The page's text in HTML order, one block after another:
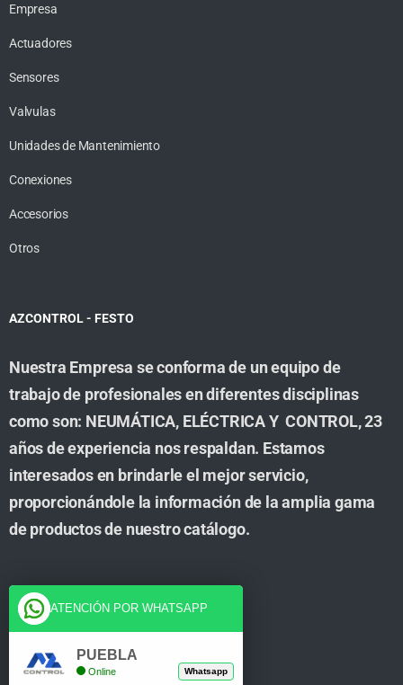
Empresa
Actuadores
Sensores
Valvulas
Unidades de Mantenimiento
Conexiones
Accesorios
Otros
AZCONTROL - FESTO
Nuestra Empresa se conforma de un equipo de
trabajo de profesionales en diferentes disciplinas
como son: NEUMÁTICA, ELÉCTRICA Y CONTROL, 23
años de experiencia nos respaldan. Estamos
interesados en brindarle el mejor servicio,
proporcionándole la información de la amplia gama
de productos de nuestro catálogo.
Cuenta
Tienda
ATENCIÓN POR WHATSAPP
PUEBLA
Online Whatsapp